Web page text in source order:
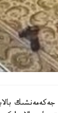
جەكەمەنشىك